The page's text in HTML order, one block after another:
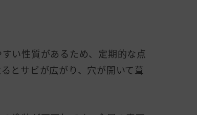
い性質があるため、定期的な点
とサビが広がり、穴が開いて葺